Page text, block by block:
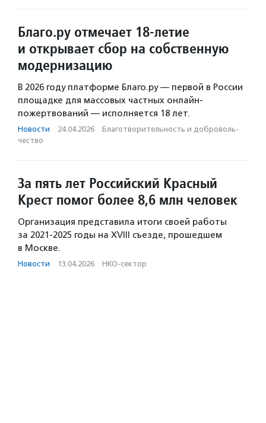
Благо.ру отмечает 18-летие
и открывает сбор на собственную
модернизацию
В 2026 году платформе Благо.ру — первой в России
площадке для массовых частных онлайн-
пожертвований — исполняется 18 лет.
Новости · 24.04.2026 · Благотвори­тель­ность и доброволь­
чест­во
За пять лет Российский Красный
Крест помог более 8,6 млн человек
Организация представила итоги своей работы
за 2021-2025 годы на XVIII съезде, прошедшем
в Москве.
Новости · 13.04.2026 · НКО-сектор